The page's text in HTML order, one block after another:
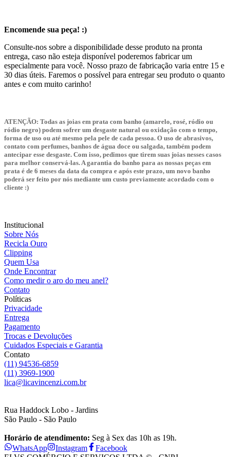
Encomende sua peça! :)
Consulte-nos sobre a disponibilidade desse produto na pronta
entrega, caso não esteja disponível poderemos fabricar um
especialmente para você. Nosso prazo de fabricação varia entre 15 e
30 dias úteis. Faremos o possível para entregar seu produto o quanto
antes e com muito carinho!
ATENÇÃO: Todas as joias em prata com banho (amarelo, rosé, ródio ou
ródio negro) podem sofrer um desgaste natural ou oxidação com o tempo,
forma de uso ou até mesmo pela pele de cada pessoa. O uso de abrasivos,
contato com perfumes, banhos de água doce ou salgada, também podem
antecipar esse desgaste. Com isso, pedimos que tirem suas joias nesses casos
para melhor conservá-las. A garantia do banho para as nossas peças em
prata é de 6 meses da data da compra e após este prazo, um novo banho
poderá ser feito por nós mediante um custo previamente acordado com o
cliente :)
Institucional
Sobre Nós
Recicla Ouro
Clipping
Quem Usa
Onde Encontrar
Como medir o aro do meu anel?
Contato
Políticas
Privacidade
Entrega
Pagamento
Trocas e Devoluções
Cuidados Especiais e Garantia
Contato
(11) 94536-6859
(11) 3969-1900
lica@licavincenzi.com.br
Rua Haddock Lobo - Jardins
São Paulo - São Paulo
Horário de atendimento: Seg à Sex das 10h as 19h.
WhatsApp
Instagram
Facebook